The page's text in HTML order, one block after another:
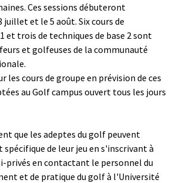
Ces sessions débuteront
et le 5 août. Six cours de
et trois de techniques de base 2 sont
et golfeuses de la communauté
les cours de groupe en prévision de ces
au Golf campus ouvert tous les jours
que les adeptes du golf peuvent
de leur jeu en s'inscrivant à
privés en contactant le personnel du
et de pratique du golf à l'Université